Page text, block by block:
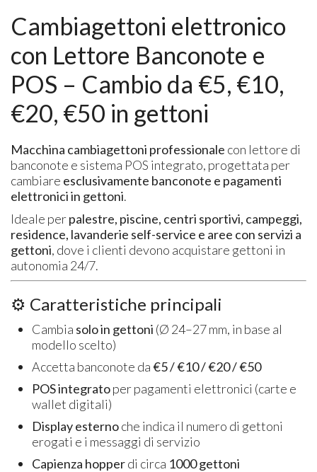
Cambiagettoni elettronico
con Lettore Banconote e
POS – Cambio da €5, €10,
€20, €50 in gettoni
Macchina cambiagettoni professionale con lettore di
banconote e sistema POS integrato, progettata per
cambiare esclusivamente banconote e pagamenti
elettronici in gettoni.
Ideale perpalestre, piscine, centri sportivi, campeggi,
residence, lavanderie self-service e aree con servizi a
gettoni, dove i clienti devono acquistare gettoni in
autonomia 24/7.
⚙️ Caratteristiche principali
Cambia solo in gettoni (Ø 24–27 mm, in base al
modello scelto)
Accetta banconote da€5 / €10 / €20 / €50
POS integratoper pagamenti elettronici (carte e
wallet digitali)
Display esternoche indica il numero di gettoni
erogati e i messaggi di servizio
Capienza hopperdi circa 1000 gettoni